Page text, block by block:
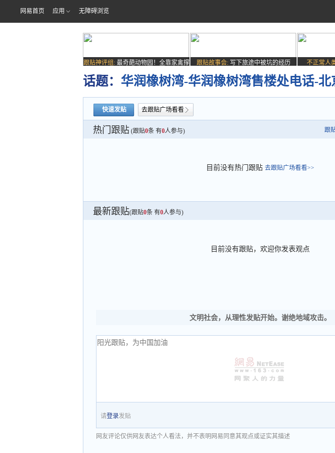
网易首页 应用 无障碍浏览
跟贴神评组: 最奇葩动物园！全靠家禽撑
场子
跟贴故事会: 写下旅途中被坑的经历 不正常人
话题： 华润橡树湾-华润橡树湾售楼处电话-
快速发贴 去跟贴广场看看
热门跟贴 (跟贴0条 有0人参与) 跟
目前没有热门跟贴 去跟贴广场看看>>
最新跟贴(跟贴0条 有0人参与)
目前没有跟贴，欢迎你发表观点
文明社会，从理性发贴开始。谢绝地域攻击。
请登录发贴
网友评论仅供网友表达个人看法，并不表明网易同意其观点或证实其描述